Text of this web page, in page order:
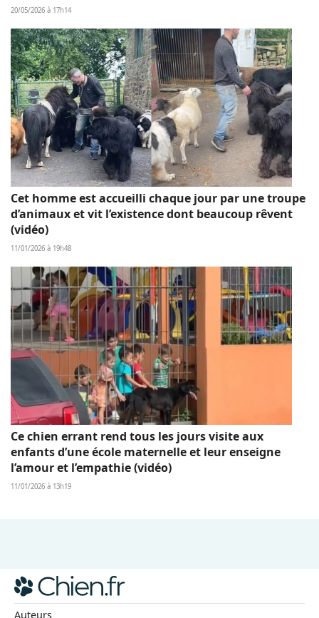
20/05/2026 à 17h14
Cet homme est accueilli chaque jour par une troupe
d’animaux et vit l’existence dont beaucoup rêvent
(vidéo)
11/01/2026 à 19h48
Ce chien errant rend tous les jours visite aux
enfants d’une école maternelle et leur enseigne
l’amour et l’empathie (vidéo)
11/01/2026 à 13h19
Auteurs